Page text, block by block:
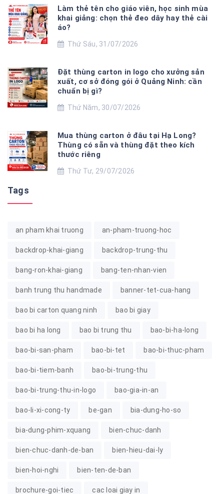
Làm thẻ tên cho giáo viên, học sinh mùa
khai giảng: chọn thẻ đeo dây hay thẻ cài
áo?
Thứ Sáu, 31/07/2026
Đặt thùng carton in logo cho xưởng sản
xuất, cơ sở đóng gói ở Quảng Ninh: cần
chuẩn bị gì?
Thứ Năm, 30/07/2026
Mua thùng carton ở đâu tại Hạ Long?
Thùng có sẵn và thùng đặt theo kích
thước riêng
Thứ Tư, 29/07/2026
Tags
an pham khai truong an-pham-truong-hoc
backdrop-khai-giang backdrop-trung-thu
bang-ron-khai-giang bang-ten-nhan-vien
banh trung thu handmade banner-tet-cua-hang
bao bi carton quang ninh bao bi giay
bao bi ha long bao bi trung thu bao-bi-ha-long
bao-bi-san-pham bao-bi-tet bao-bi-thuc-pham
bao-bi-tiem-banh bao-bi-trung-thu
bao-bi-trung-thu-in-logo bao-gia-in-an
bao-li-xi-cong-ty be-gan bia-dung-ho-so
bia-dung-phim-xquang bien-chuc-danh
bien-chuc-danh-de-ban bien-hieu-dai-ly
bien-hoi-nghi bien-ten-de-ban
brochure-goi-tiec cac loai giay in